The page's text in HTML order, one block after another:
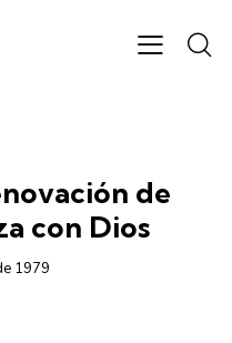
de
con Dios
1979